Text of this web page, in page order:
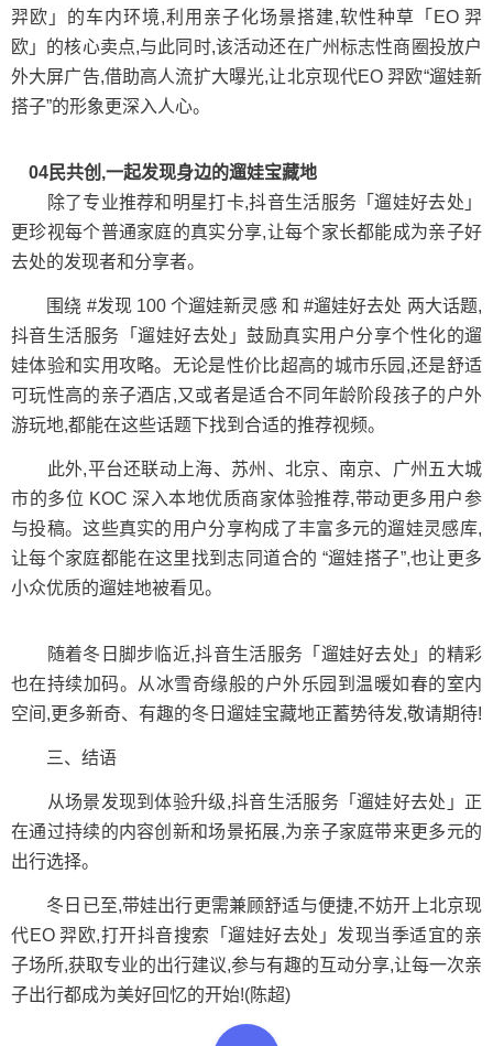
羿欧」的车内环境,利用亲子化场景搭建,软性种草「EO 羿
欧」的核心卖点,与此同时,该活动还在广州标志性商圈投放户
外大屏广告,借助高人流扩大曝光,让北京现代EO 羿欧“遛娃新
搭子”的形象更深入人心。
04民共创,一起发现身边的遛娃宝藏地
除了专业推荐和明星打卡,抖音生活服务「遛娃好去处」
更珍视每个普通家庭的真实分享,让每个家长都能成为亲子好
去处的发现者和分享者。
围绕 #发现 100 个遛娃新灵感 和 #遛娃好去处 两大话题,
抖音生活服务「遛娃好去处」鼓励真实用户分享个性化的遛
娃体验和实用攻略。无论是性价比超高的城市乐园,还是舒适
可玩性高的亲子酒店,又或者是适合不同年龄阶段孩子的户外
游玩地,都能在这些话题下找到合适的推荐视频。
此外,平台还联动上海、苏州、北京、南京、广州五大城
市的多位 KOC 深入本地优质商家体验推荐,带动更多用户参
与投稿。这些真实的用户分享构成了丰富多元的遛娃灵感库,
让每个家庭都能在这里找到志同道合的 “遛娃搭子”,也让更多
小众优质的遛娃地被看见。
随着冬日脚步临近,抖音生活服务「遛娃好去处」的精彩
也在持续加码。从冰雪奇缘般的户外乐园到温暖如春的室内
空间,更多新奇、有趣的冬日遛娃宝藏地正蓄势待发,敬请期待!
三、结语
从场景发现到体验升级,抖音生活服务「遛娃好去处」正
在通过持续的内容创新和场景拓展,为亲子家庭带来更多元的
出行选择。
冬日已至,带娃出行更需兼顾舒适与便捷,不妨开上北京现
代EO 羿欧,打开抖音搜索「遛娃好去处」发现当季适宜的亲
子场所,获取专业的出行建议,参与有趣的互动分享,让每一次亲
子出行都成为美好回忆的开始!(陈超)